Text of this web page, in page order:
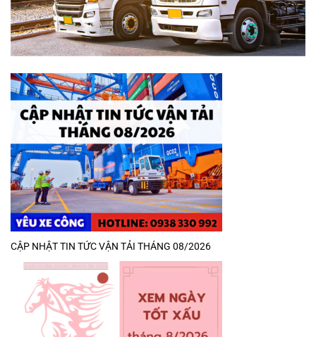
CẬP NHẬT TIN TỨC VẬN TẢI THÁNG 08/2026